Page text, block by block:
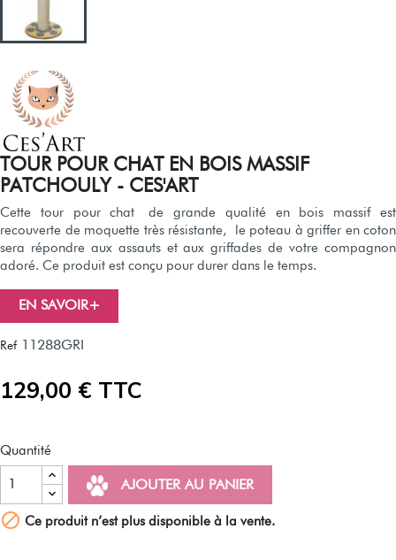
TOUR POUR CHAT EN BOIS MASSIF
PATCHOULY - CES'ART
Cette tour pour chat de grande qualité en bois massif est
recouverte de moquette très résistante, le poteau à griffer en coton
sera répondre aux assauts et aux griffades de votre compagnon
adoré. Ce produit est conçu pour durer dans le temps.
EN SAVOIR+
Ref 11288GRI
129,00 € TTC
Quantité
AJOUTER AU PANIER
 Ce produit n’est plus disponible à la vente.